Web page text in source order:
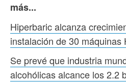
más...
Hiperbaric alcanza
instalación de 30 máquinas
Se prevé que industria
alcohólicas alcance los 2.2